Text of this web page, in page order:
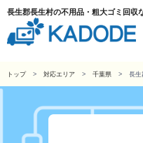
長生郡長生村の不用品・粗大ゴミ回収
トップ 対応エリア 千葉県 長生